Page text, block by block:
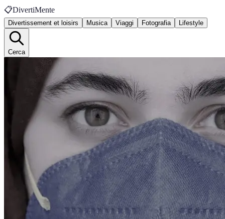
📋DivertiMente
Divertissement et loisirs Musica Viaggi Fotografia Lifestyle
Cerca